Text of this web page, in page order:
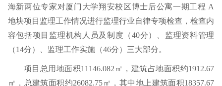
海新两位专家对厦门大学翔安校区博士后公寓一期工程 A
地块项目监理工作情况进行监理行业自律专项检查，检查内
容包括项目监理机构人员及制度（40分）、监理资料管理
（14分）、监理工作实施（46分）三大部分。
项目总用地面积11146.082 ㎡，建筑占地面积约1912.67
㎡，总建筑面积约26082.75㎡，其中地上建筑面积18357.67